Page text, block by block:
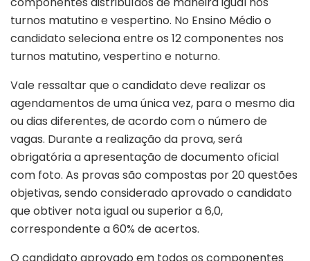
turnos matutino e vespertino. No Ensino Médio o
candidato seleciona entre os 12 componentes nos
turnos matutino, vespertino e noturno.
Vale ressaltar que o candidato deve realizar os
agendamentos de uma única vez, para o mesmo dia
ou dias diferentes, de acordo com o número de
vagas. Durante a realização da prova, será
obrigatória a apresentação de documento oficial
com foto. As provas são compostas por 20 questões
objetivas, sendo considerado aprovado o candidato
que obtiver nota igual ou superior a 6,0,
correspondente a 60% de acertos.